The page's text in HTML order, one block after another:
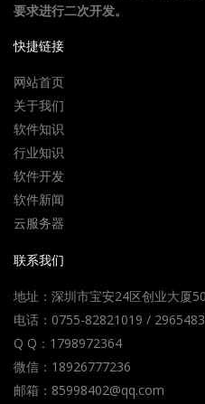
要求进行二次开发。
快捷链接
网站首页
关于我们
软件知识
行业知识
软件开发
软件新闻
云服务器
联系我们
地址：深圳市宝安24区创业大厦
电话：0755-82821019 /
Q Q：1798972364
微信：18926777236
邮箱：85998402@qq.com